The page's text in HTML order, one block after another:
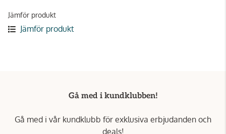
Jämför produkt
Jämför produkt
Gå med i kundklubben!
Gå med i vår kundklubb för exklusiva erbjudanden och
deals!